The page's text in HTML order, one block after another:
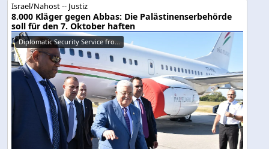
Israel/Nahost -- Justiz
8.000 Kläger gegen Abbas: Die Palästinenserbehörde
soll für den 7. Oktober haften
Diplomatic Security Service fro...